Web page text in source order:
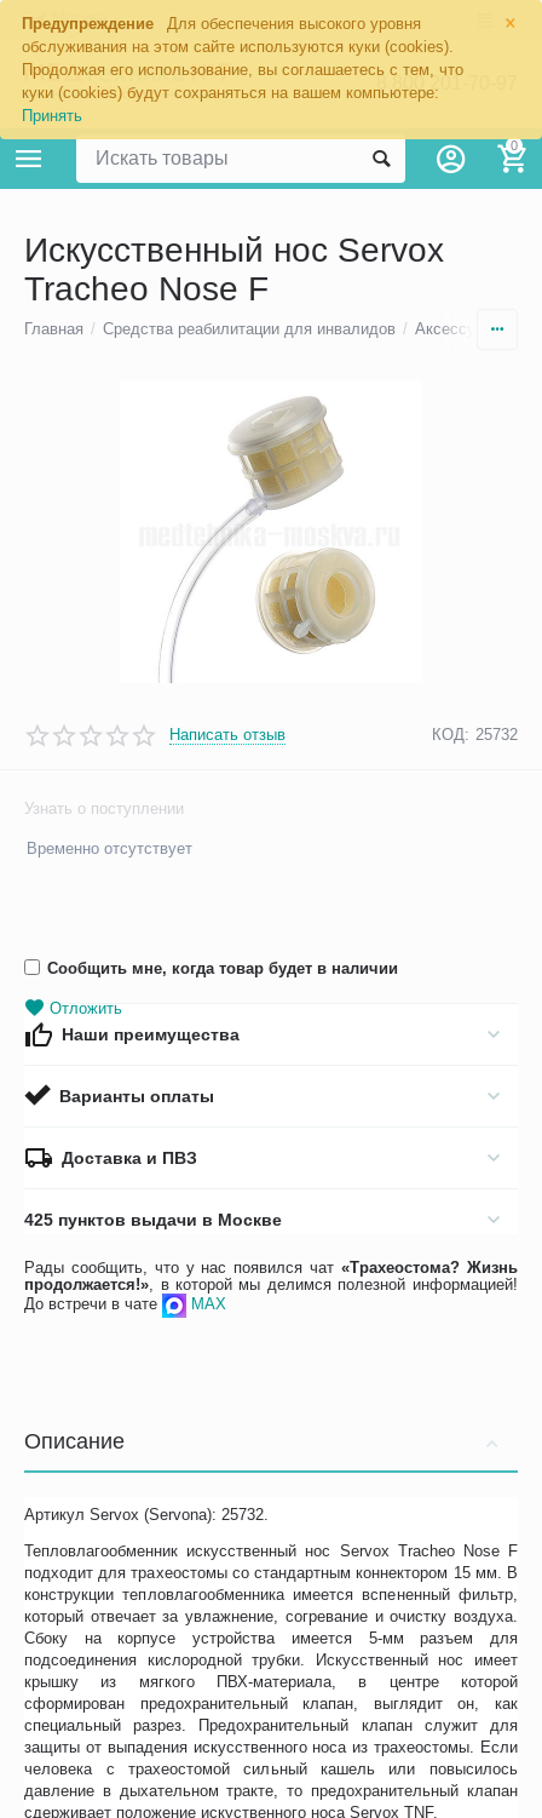
×
Предупреждение
Для обеспечения высокого уровня
обслуживания на этом сайте используются куки (cookies).
Продолжая его использование, вы соглашаетесь с тем, что
куки (cookies) будут сохраняться на вашем компьютере:
Принять
Москва
8 800 201-70-97
0
Искусственный нос Servox
Tracheo Nose F
Главная / Средства реабилитации для инвалидов / Аксессуары для
Написать отзыв КОД: 25732
Узнать о поступлении
Временно отсутствует
Сообщить мне, когда товар будет в наличии
Отложить
Наши преимущества
Варианты оплаты
Доставка и ПВЗ
425 пунктов выдачи в Москве
Рады сообщить, что у нас появился чат«Трахеостома? Жизнь
продолжается!», в которой мы делимся полезной информацией!
До встречи в чате
MAX
Описание
Артикул Servox (Servona): 25732.
Тепловлагообменник искусственный нос Servox Tracheo Nose F
подходит для трахеостомы со стандартным коннектором 15 мм. В
конструкции тепловлагообменника имеется вспененный фильтр,
который отвечает за увлажнение, согревание и очистку воздуха.
Сбоку на корпусе устройства имеется 5-мм разъем для
подсоединения кислородной трубки. Искусственный нос имеет
крышку из мягкого ПВХ-материала, в центре которой
сформирован предохранительный клапан, выглядит он, как
специальный разрез. Предохранительный клапан служит для
защиты от выпадения искусственного носа из трахеостомы. Если
человека с трахеостомой сильный кашель или повысилось
давление в дыхательном тракте, то предохранительный клапан
сдерживает положение искуственного носа Servox TNF.